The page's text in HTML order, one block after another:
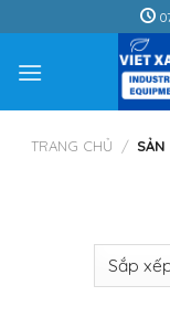
to
content
TRANG CHỦ /